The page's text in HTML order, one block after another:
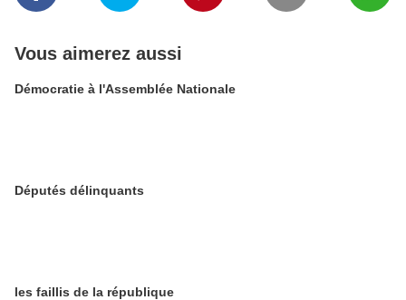
Vous aimerez aussi
Démocratie à l'Assemblée Nationale
Députés délinquants
les faillis de la république